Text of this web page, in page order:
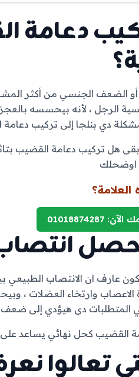
دعامة
الرجل ، لأنه بيحسسه بالعجز
دي بنلجا إلى تركيب دعامة
هل تركيب دعامة القضيب بتاثر
اوضحلك
تكون عارف ان الانتصاب
الاعصاب وارتخاء العضلات ،
دى هيؤدي إلى ضعف
القضيب كحل نهائي يساعد
تعالوا